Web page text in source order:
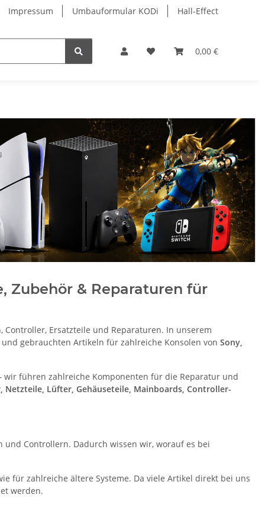
Impressum Umbauformular KODi Hall-Effect
0,00 €
Zubehör & Reparaturen für
Ersatzteile und Reparaturen. In unserem
gebrauchten Artikeln für zahlreiche Konsolen von Sony,
wir führen zahlreiche Komponenten für die Reparatur und
Netzteile, Lüfter, Gehäuseteile, Mainboards, Controller-
Controllern. Dadurch wissen wir, worauf es bei
für zahlreiche ältere Systeme. Da viele Artikel direkt bei uns
werden.